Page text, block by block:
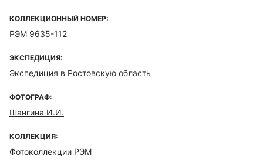
КОЛЛЕКЦИОННЫЙ НОМЕР:
РЭМ 9635-112
ЭКСПЕДИЦИЯ:
Экспедиция в Ростовскую область
ФОТОГРАФ:
Шангина И.И.
КОЛЛЕКЦИЯ:
Фотоколлекции РЭМ